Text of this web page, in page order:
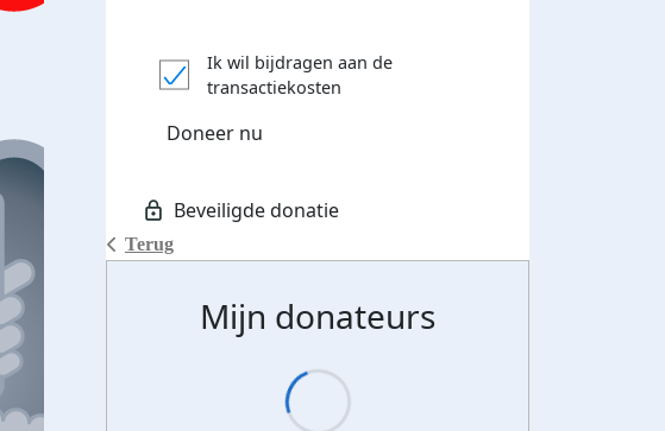
Terug
Ik wil bijdragen aan de
transactiekosten
Doneer nu
Mijn donateurs